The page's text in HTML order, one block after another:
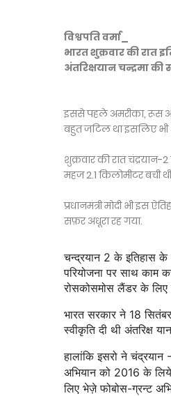
विश्वपति वर्मा_
भारत शुक्रवार की रात
अंतरिक्षयान चन्द्रमा
इससे पहले अमरीका, रूस और
बहुत जटिल था इसलिए भी
शुक्रवार की रात
महज 2.1 किलोमीटर बची
प्रधानमंत्री मोदी भी
सफ़र अधूरा रह गया.
चन्द्रयान 2 के इतिहास के
परियोजना पर साथ काम
रोसकोसमोस लैंडर के लिए
भारत सरकार ने 18
स्वीकृति दी थी अंतरिक्ष
हालांकि इसरो ने
अभियान को 2016 के
लिए भेज़े फोबोस-ग्रन्ट